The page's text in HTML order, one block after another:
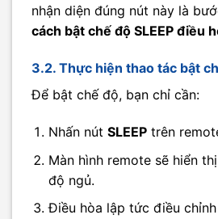
nhận diện đúng nút này là
cách bật chế độ SLEEP điều
3.2. Thực hiện thao tác bật
Để bật chế độ, bạn chỉ cần:
Nhấn nút SLEEPtrên
Màn hình remote sẽ hiển
độ ngủ.
Điều hòa lập tức điều